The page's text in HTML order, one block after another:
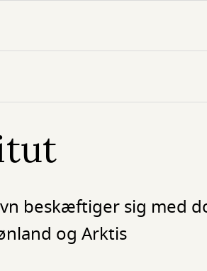
beskæftiger sig med
og Arktis